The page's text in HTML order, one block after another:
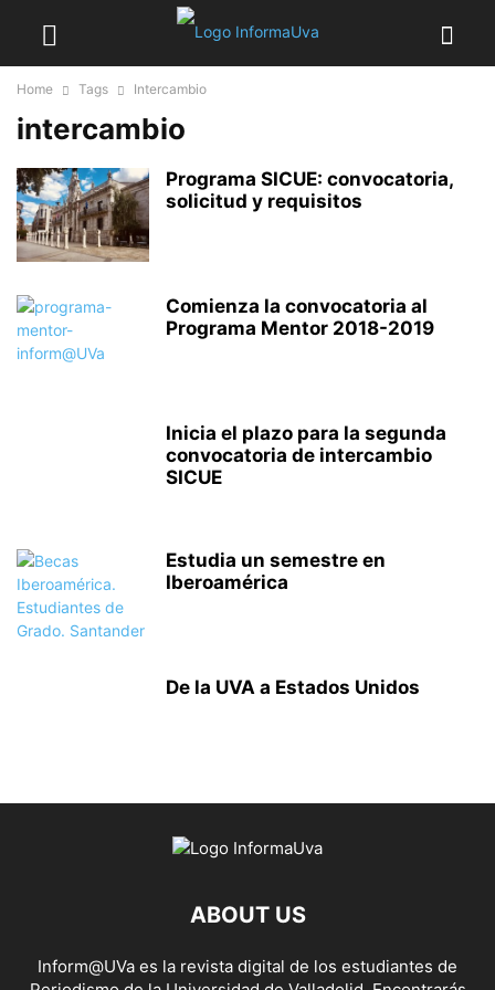
Home Tags Intercambio
intercambio
Programa SICUE: convocatoria,
solicitud y requisitos
Comienza la convocatoria al
Programa Mentor 2018-2019
Inicia el plazo para la segunda
convocatoria de intercambio
SICUE
Estudia un semestre en
Iberoamérica
De la UVA a Estados Unidos
ABOUT US
Inform@UVa es la revista digital de los estudiantes de